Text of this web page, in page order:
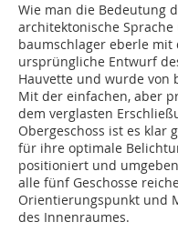
Wie man die Bedeutung
architektonische
baumschlager eberle mit
ursprüngliche Entwurf
Hauvette und wurde von
Mit der einfachen, aber
dem verglasten
Obergeschoss ist es klar
für ihre optimale
positioniert und
alle fünf Geschosse
Orientierungspunkt und
des Innenraumes.